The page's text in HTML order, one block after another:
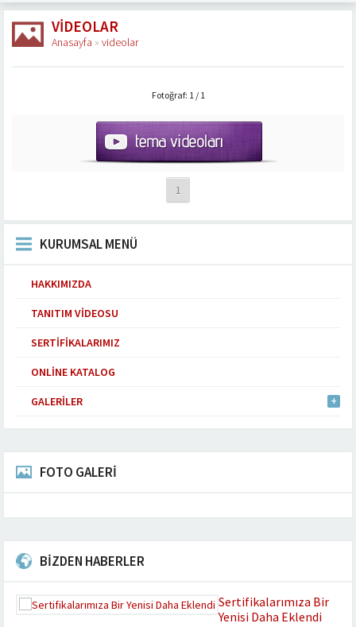
VIDEOLAR
Anasayfa » videolar
Fotoğraf: 1 / 1
1
KURUMSAL MENÜ
HAKKIMIZDA
TANITIM VIDEOSU
SERTIFIKALARIMIZ
ONLINE KATALOG
GALERILER
FOTO GALERİ
BİZDEN HABERLER
Sertifikalarımıza Bir
Yenisi Daha Eklendi